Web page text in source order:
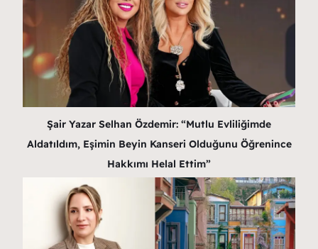
Şair Yazar Selhan Özdemir: “Mutlu Evliliğimde
Aldatıldım, Eşimin Beyin Kanseri Olduğunu Öğrenince
Hakkımı Helal Ettim”